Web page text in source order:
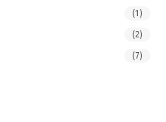
(1)
(2)
(7)